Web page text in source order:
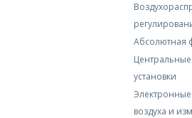
Абсолютная
установки
воздуха и